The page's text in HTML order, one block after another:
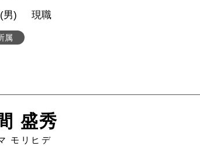
属
男) 現職
盛秀
モリヒデ